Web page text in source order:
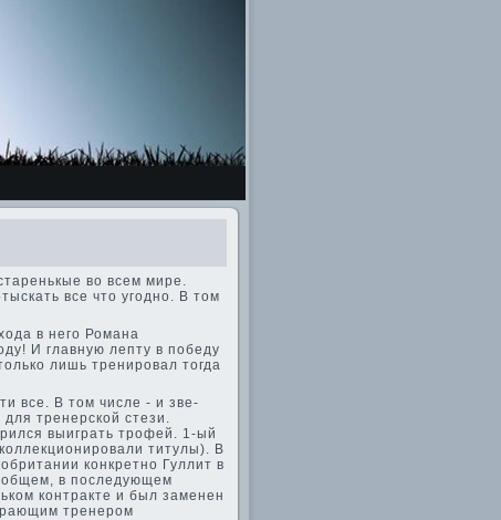
во всем мире.
все что угодно. В том
в него Романа
И главную лепту в победу
лишь тренировал тогда
все. В том числе - и зве­
тренерской стези.
выиграть трофей. 1-ый
титулы). В
конкретно Гуллит в
в последующем
контракте и был заменен
тренером